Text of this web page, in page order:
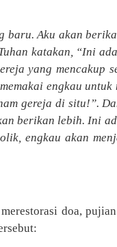
baru. Aku akan
katakan, “Ini
yang
engkau
gereja di situ!”.
berikan lebih. Ini
engkau akan
doa,